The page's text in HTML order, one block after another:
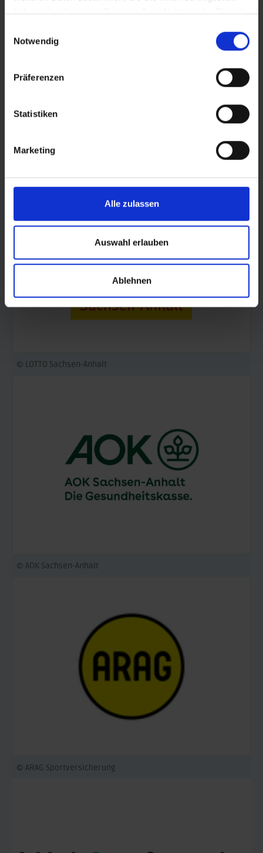
haben oder die sie im Rahmen Ihrer Nutzung der Dienste
Notwendig
Präferenzen
Statistiken
Marketing
Alle zulassen
Auswahl erlauben
Ablehnen
© LOTTO Sachsen-Anhalt
© AOK Sachsen-Anhalt
© ARAG Sportversicherung